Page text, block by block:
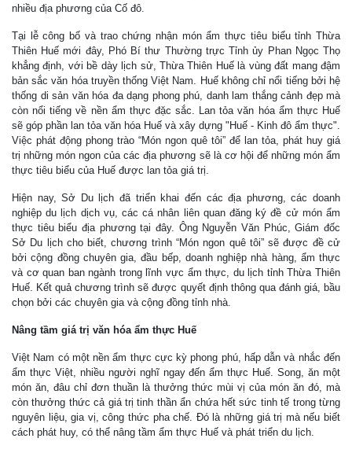
nhiều địa phương của Cố đô.
Tại lễ công bố và trao chứng nhận món ẩm thực tiêu biểu tỉnh Thừa
Thiên Huế mới đây, Phó Bí thư Thường trực Tỉnh ủy Phan Ngọc Thọ
khẳng định, với bề dày lịch sử, Thừa Thiên Huế là vùng đất mang đậm
bản sắc văn hóa truyền thống Việt Nam. Huế không chỉ nổi tiếng bởi hệ
thống di sản văn hóa đa dạng phong phú, danh lam thắng cảnh đẹp mà
còn nổi tiếng về nền ẩm thực đặc sắc. Lan tỏa văn hóa ẩm thực Huế
sẽ góp phần lan tỏa văn hóa Huế và xây dựng "Huế - Kinh đô ẩm thực".
Việc phát động phong trào “Món ngon quê tôi” để lan tỏa, phát huy giá
trị những món ngon của các địa phương sẽ là cơ hội để những món ẩm
thực tiêu biểu của Huế được lan tỏa giá trị.
Hiện nay, Sở Du lịch đã triển khai đến các địa phương, các doanh
nghiệp du lịch dịch vụ, các cá nhân liên quan đăng ký đề cử món ẩm
thực tiêu biểu địa phương tại đây. Ông Nguyễn Văn Phúc, Giám đốc
Sở Du lịch cho biết, chương trình “Món ngon quê tôi” sẽ được đề cử
bởi cộng đồng chuyên gia, đầu bếp, doanh nghiệp nhà hàng, ẩm thực
và cơ quan ban ngành trong lĩnh vực ẩm thực, du lịch tỉnh Thừa Thiên
Huế. Kết quả chương trình sẽ được quyết định thông qua đánh giá, bầu
chọn bởi các chuyên gia và cộng đồng tỉnh nhà.
Nâng tầm giá trị văn hóa ẩm thực Huế
Việt Nam có một nền ẩm thực cực kỳ phong phú, hấp dẫn và nhắc đến
ẩm thực Việt, nhiều người nghĩ ngay đến ẩm thực Huế. Song, ăn một
món ăn, đâu chỉ đơn thuần là thưởng thức mùi vị của món ăn đó, mà
còn thưởng thức cả giá trị tinh thần ẩn chứa hết sức tinh tế trong từng
nguyên liệu, gia vị, công thức pha chế. Đó là những giá trị mà nếu biết
cách phát huy, có thể nâng tầm ẩm thực Huế và phát triển du lịch.